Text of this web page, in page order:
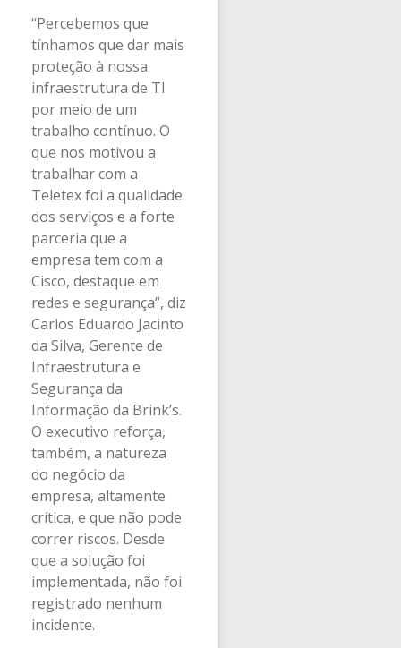
“Percebemos que
tínhamos que dar mais
proteção à nossa
infraestrutura de TI
por meio de um
trabalho contínuo. O
que nos motivou a
trabalhar com a
Teletex foi a qualidade
dos serviços e a forte
parceria que a
empresa tem com a
Cisco, destaque em
redes e segurança”, diz
Carlos Eduardo Jacinto
da Silva, Gerente de
Infraestrutura e
Segurança da
Informação da Brink’s.
O executivo reforça,
também, a natureza
do negócio da
empresa, altamente
crítica, e que não pode
correr riscos. Desde
que a solução foi
implementada, não foi
registrado nenhum
incidente.